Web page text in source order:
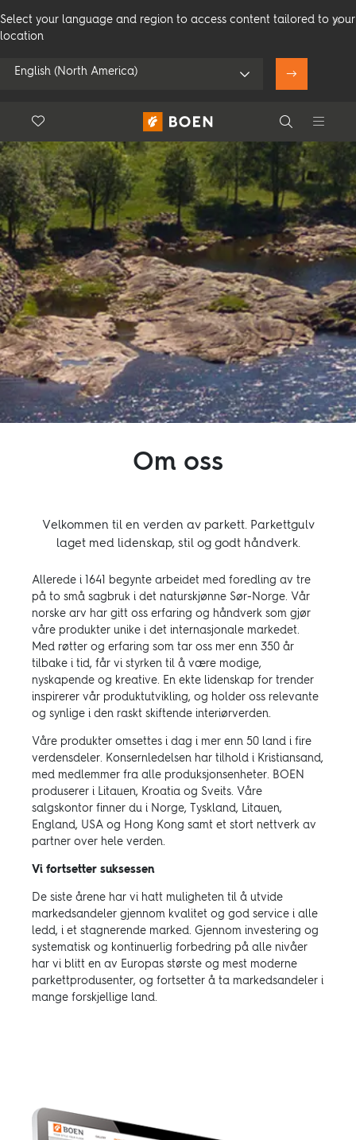
Select your language and region to access content tailored to your
location
English (North America)
Bruk min posisjon
Se alle forhandlere
Search
Search
Floor.Wishlist
Forbruker Profesjonelle
Produkter
Inspirasjon
Følg oss:
FacebookInstagramPinterestLinkedinYoutube
Om oss
Velkommen til en verden av parkett. Parkettgulv
laget med lidenskap, stil og godt håndverk.
Allerede i 1641 begynte arbeidet med foredling av tre
på to små sagbruk i det naturskjønne Sør-Norge. Vår
norske arv har gitt oss erfaring og håndverk som gjør
våre produkter unike i det internasjonale markedet.
Med røtter og erfaring som tar oss mer enn 350 år
tilbake i tid, får vi styrken til å være modige,
nyskapende og kreative. En ekte lidenskap for trender
inspirerer vår produktutvikling, og holder oss relevante
og synlige i den raskt skiftende interiørverden.
Våre produkter omsettes i dag i mer enn 50 land i fire
verdensdeler. Konsernledelsen har tilhold i Kristiansand,
med medlemmer fra alle produksjonsenheter. BOEN
produserer i Litauen, Kroatia og Sveits. Våre
salgskontor finner du i Norge, Tyskland, Litauen,
England, USA og Hong Kong samt et stort nettverk av
partner over hele verden.
Vi fortsetter suksessen
De siste årene har vi hatt muligheten til å utvide
markedsandeler gjennom kvalitet og god service i alle
ledd, i et stagnerende marked. Gjennom investering og
systematisk og kontinuerlig forbedring på alle nivåer
har vi blitt en av Europas største og mest moderne
parkettprodusenter, og fortsetter å ta markedsandeler i
mange forskjellige land.